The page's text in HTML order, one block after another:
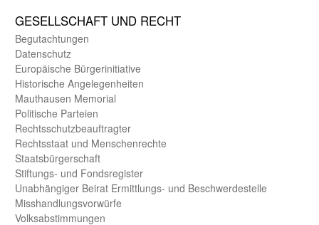
GE­SELL­SCHAFT UND RECHT
Begut­achtungen
Daten­schutz
Europäische Bürger­initiative
Historische Angelegen­heiten
Mauthausen Memorial
Politische Parteien
Rechts­schutz­beauftragter
Rechts­staat und Menschen­rechte
Staats­bürger­schaft
Stiftungs- und Fonds­register
Unab­hängiger Beirat Ermittlungs- und Beschwerde­stelle
Misshandlungs­vorwürfe
Volks­abstimmungen